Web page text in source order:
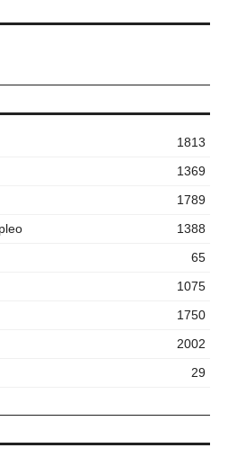
1813
1369
1789
1388
65
1075
1750
2002
29